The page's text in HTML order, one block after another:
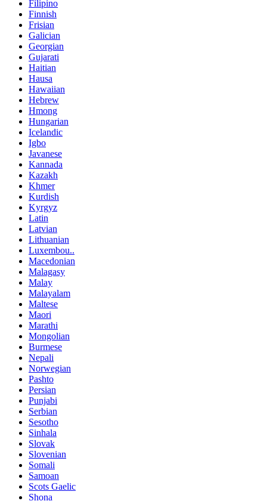
Filipino
Finnish
Frisian
Galician
Georgian
Gujarati
Haitian
Hausa
Hawaiian
Hebrew
Hmong
Hungarian
Icelandic
Igbo
Javanese
Kannada
Kazakh
Khmer
Kurdish
Kyrgyz
Latin
Latvian
Lithuanian
Luxembou..
Macedonian
Malagasy
Malay
Malayalam
Maltese
Maori
Marathi
Mongolian
Burmese
Nepali
Norwegian
Pashto
Persian
Punjabi
Serbian
Sesotho
Sinhala
Slovak
Slovenian
Somali
Samoan
Scots Gaelic
Shona